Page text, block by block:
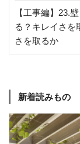
【工事編】23.
る？キレイさを
さを取るか
新着読みもの